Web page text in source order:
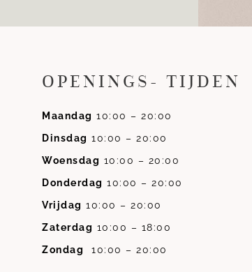
OPENINGS- TIJDEN
Maandag 10:00 – 20:00
Dinsdag 10:00 – 20:00
Woensdag 10:00 – 20:00
Donderdag 10:00 – 20:00
Vrijdag 10:00 – 20:00
Zaterdag 10:00 – 18:00
Zondag
10:00 – 20:00